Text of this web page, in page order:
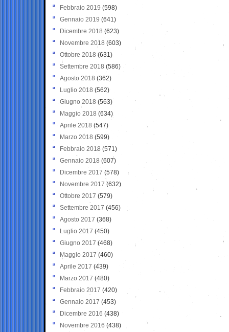
Febbraio 2019 (598)
Gennaio 2019 (641)
Dicembre 2018 (623)
Novembre 2018 (603)
Ottobre 2018 (631)
Settembre 2018 (586)
Agosto 2018 (362)
Luglio 2018 (562)
Giugno 2018 (563)
Maggio 2018 (634)
Aprile 2018 (547)
Marzo 2018 (599)
Febbraio 2018 (571)
Gennaio 2018 (607)
Dicembre 2017 (578)
Novembre 2017 (632)
Ottobre 2017 (579)
Settembre 2017 (456)
Agosto 2017 (368)
Luglio 2017 (450)
Giugno 2017 (468)
Maggio 2017 (460)
Aprile 2017 (439)
Marzo 2017 (480)
Febbraio 2017 (420)
Gennaio 2017 (453)
Dicembre 2016 (438)
Novembre 2016 (438)